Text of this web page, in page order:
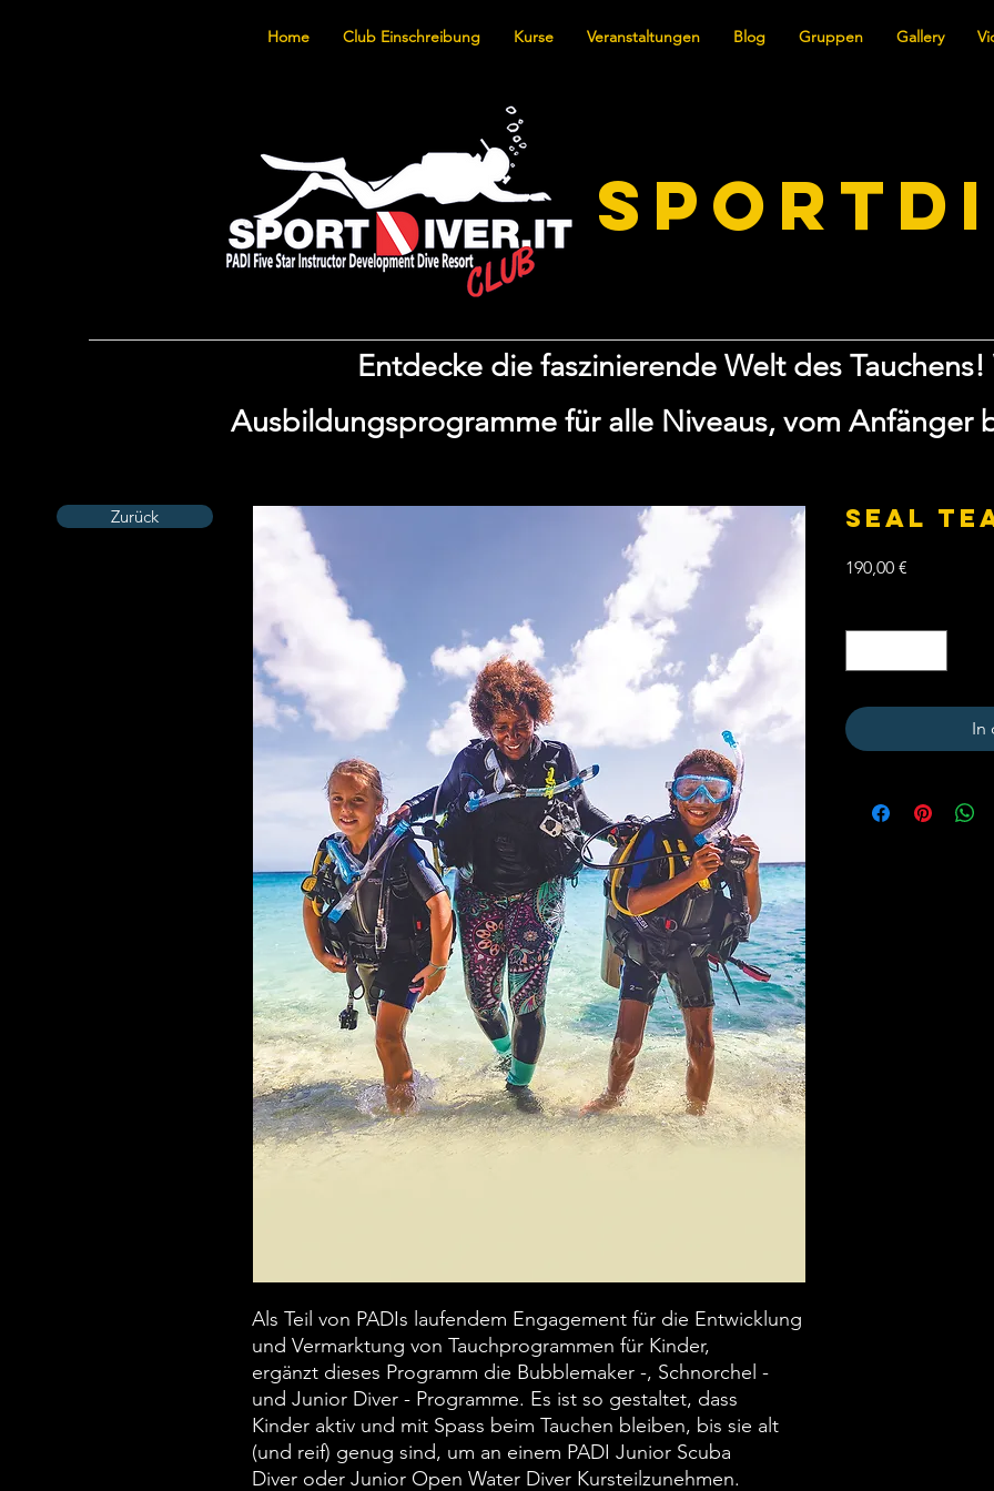
Home Club Einschreibung Kurse Veranstaltungen Blog Gruppen Gallery
Entdecke die faszinierende Welt des
Ausbildungsprogramme für alle Niveaus, vom Anfänger
Zurück
Als Teil von PADIs laufendem Engagement für die Entwicklung
und Vermarktung von Tauchprogrammen für Kinder,
ergänzt dieses Programm die Bubblemaker -, Schnorchel -
und Junior Diver - Programme. Es ist so gestaltet, dass
Kinder aktiv und mit Spass beim Tauchen bleiben, bis sie alt
(und reif) genug sind, um an einem PADI Junior Scuba
Diver oder Junior Open Water Diver Kursteilzunehmen.
SEAL
190,00 €
In